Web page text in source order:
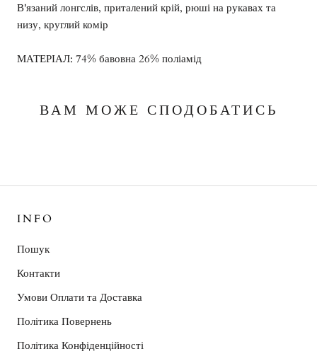
В'язаний лонгслів, приталений крій, рюші на рукавах та
низу, круглий комір
МАТЕРІАЛ: 74% бавовна 26% поліамід
ВАМ МОЖЕ СПОДОБАТИСЬ
INFO
Пошук
Контакти
Умови Оплати та Доставка
Політика Повернень
Політика Конфіденційності